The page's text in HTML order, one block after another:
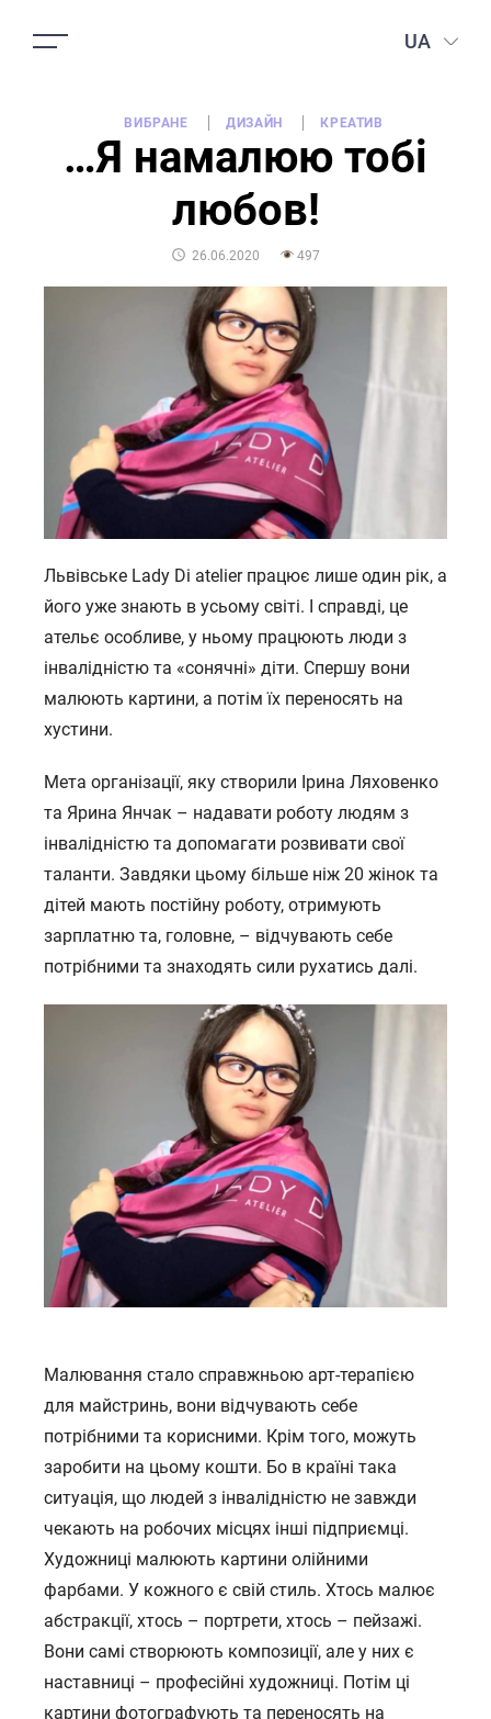
UA
ВИБРАНЕ ДИЗАЙН КРЕАТИВ
…Я намалюю тобі
любов!
POSTED
26.06.2020 497
Львівське Lady Di atelier працює лише один рік, а
його уже знають в усьому світі. І справді, це
ательє особливе, у ньому працюють люди з
інвалідністю та «сонячні» діти. Спершу вони
малюють картини, а потім їх переносять на
хустини.
Мета організації, яку створили Ірина Ляховенко
та Ярина Янчак – надавати роботу людям з
інвалідністю та допомагати розвивати свої
таланти. Завдяки цьому більше ніж 20 жінок та
дітей мають постійну роботу, отримують
зарплатню та, головне, – відчувають себе
потрібними та знаходять сили рухатись далі.
Малювання стало справжньою арт-терапією
для майстринь, вони відчувають себе
потрібними та корисними. Крім того, можуть
заробити на цьому кошти. Бо в країні така
ситуація, що людей з інвалідністю не завжди
чекають на робочих місцях інші підприємці.
Художниці малюють картини олійними
фарбами. У кожного є свій стиль. Хтось малює
абстракції, хтось – портрети, хтось – пейзажі.
Вони самі створюють композиції, але у них є
наставниці – професійні художниці. Потім ці
картини фотографують та переносять на